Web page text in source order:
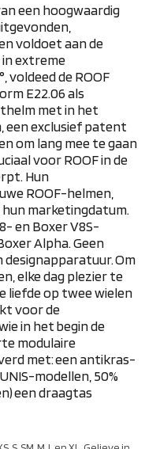
een hoogwaardig
voldoet aan de
extreme
voldeed de ROOF
E22.06 als
met in het
een exclusief patent
om lang mee te gaan
voor ROOF in de
Hun
ROOF-helmen,
marketingdatum.
en Boxer V8S-
Alpha. Geen
Om
elke dag plezier te
liefde op twee wielen
voor de
in het begin de
modulaire
met:een antikras-
modellen, 50%
een draagtas